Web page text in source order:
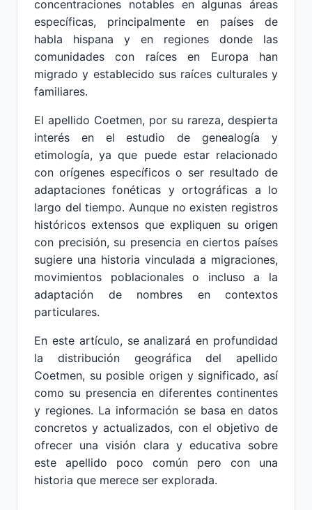
concentraciones notables en algunas áreas
específicas, principalmente en países de
habla hispana y en regiones donde las
comunidades con raíces en Europa han
migrado y establecido sus raíces culturales y
familiares.
El apellido Coetmen, por su rareza, despierta
interés en el estudio de genealogía y
etimología, ya que puede estar relacionado
con orígenes específicos o ser resultado de
adaptaciones fonéticas y ortográficas a lo
largo del tiempo. Aunque no existen registros
históricos extensos que expliquen su origen
con precisión, su presencia en ciertos países
sugiere una historia vinculada a migraciones,
movimientos poblacionales o incluso a la
adaptación de nombres en contextos
particulares.
En este artículo, se analizará en profundidad
la distribución geográfica del apellido
Coetmen, su posible origen y significado, así
como su presencia en diferentes continentes
y regiones. La información se basa en datos
concretos y actualizados, con el objetivo de
ofrecer una visión clara y educativa sobre
este apellido poco común pero con una
historia que merece ser explorada.